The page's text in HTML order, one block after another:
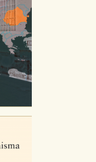
socios
publicidad
sitios. No
personal sino
de su